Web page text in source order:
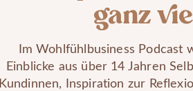
ganz
Im Wohlfühlbusiness Podcast
Einblicke aus über 14 Jahren
Kundinnen, Inspiration zur